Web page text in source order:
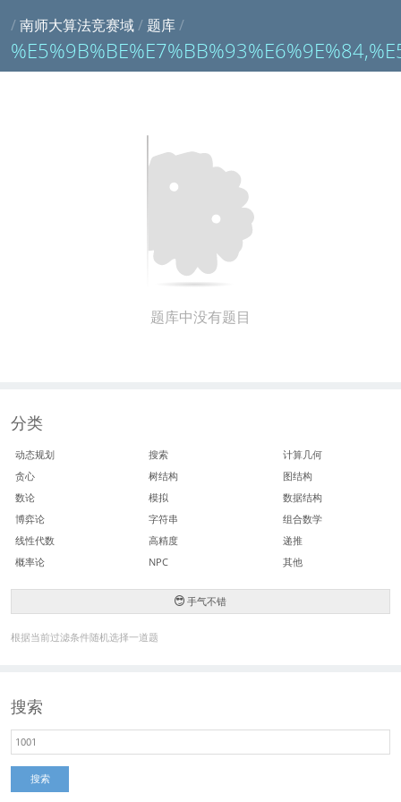
/南师大算法竞赛域/ 题库/
题库中没有题目
分类
动态规划 搜索
计算几何
贪心
树结构
图结构
数论
模拟
数据结构
博弈论
字符串
组合数学
线性代数
高精度
递推
概率论
NPC 其他
手气不错
根据当前过滤条件随机选择一道题
搜索
搜索